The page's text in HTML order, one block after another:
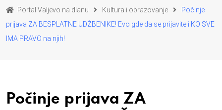
REGION
PRIVREDA
POLITIKA
EKOLOGIJA
SPORT
Portal Valjevo na dlanu Kultura i obrazovanje
Počinje
prijava ZA BESPLATNE UDŽBENIKE! Evo gde da se prijavite i KO SVE
IMA PRAVO na njih!
Počinje prijava ZA